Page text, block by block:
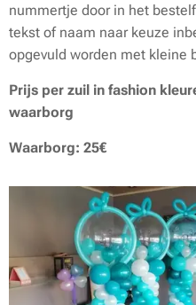
nummertje door in het
tekst of naam naar keuze
opgevuld worden met kleine
Prijs per zuil in fashion
waarborg
Waarborg: 25€